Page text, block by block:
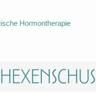
Hormontherapie